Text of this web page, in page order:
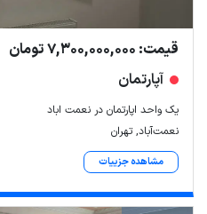
قیمت: 7,300,000,000 تومان
آپارتمان
یک واحد اپارتمان در نعمت اباد
نعمت‌آباد, تهران
مشاهده جزییات